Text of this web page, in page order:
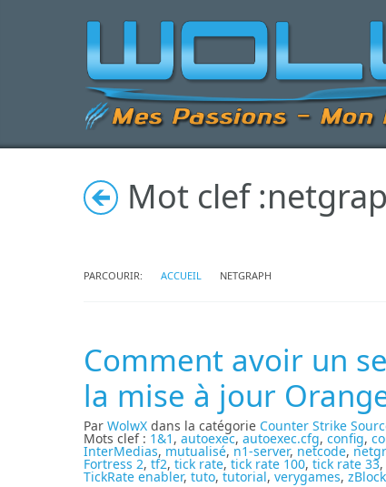
Mot clef :
PARCOURIR: ACCUEIL NETGRAPH
Comment avoir un
la mise à jour
Par WolwX dans la catégorie Counter Strike
Mots clef : 1&1 , autoexec, autoexec.cfg, config,
InterMedias, mutualisé, n1-server, netcode,
Fortress 2, tf2, tick rate, tick rate 100, tick rate 33,
TickRate enabler, tuto, tutorial, verygames, zBlock